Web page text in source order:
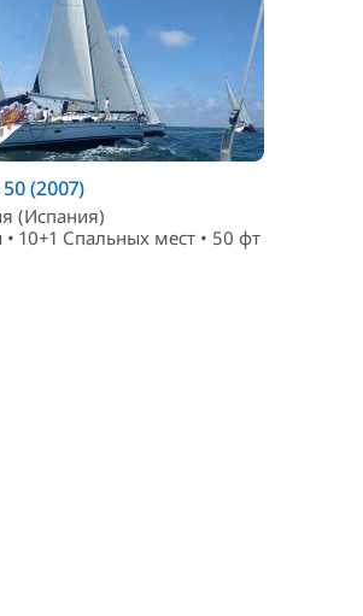
(2007)
(Испания)
10+1 Спальныx мест • 50 фт